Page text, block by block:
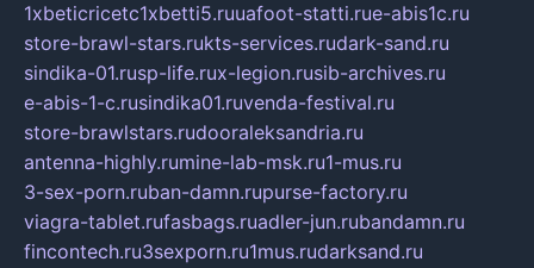
1xbeticricetc1xbetti5.ruuafoot-statti.rue-abis1c.ru
store-brawl-stars.rukts-services.rudark-sand.ru
sindika-01.rusp-life.rux-legion.rusib-archives.ru
e-abis-1-c.rusindika01.ruvenda-festival.ru
store-brawlstars.rudooraleksandria.ru
antenna-highly.rumine-lab-msk.ru1-mus.ru
3-sex-porn.ruban-damn.rupurse-factory.ru
viagra-tablet.rufasbags.ruadler-jun.rubandamn.ru
fincontech.ru3sexporn.ru1mus.rudarksand.ru